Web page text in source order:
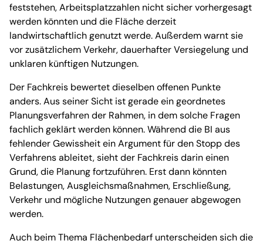
feststehen, Arbeitsplatzzahlen nicht sicher vorhergesagt
werden könnten und die Fläche derzeit
landwirtschaftlich genutzt werde. Außerdem warnt sie
vor zusätzlichem Verkehr, dauerhafter Versiegelung und
unklaren künftigen Nutzungen.
Der Fachkreis bewertet dieselben offenen Punkte
anders. Aus seiner Sicht ist gerade ein geordnetes
Planungsverfahren der Rahmen, in dem solche Fragen
fachlich geklärt werden können. Während die BI aus
fehlender Gewissheit ein Argument für den Stopp des
Verfahrens ableitet, sieht der Fachkreis darin einen
Grund, die Planung fortzuführen. Erst dann könnten
Belastungen, Ausgleichsmaßnahmen, Erschließung,
Verkehr und mögliche Nutzungen genauer abgewogen
werden.
Auch beim Thema Flächenbedarf unterscheiden sich die